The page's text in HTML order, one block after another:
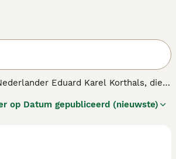
Eduard Karel Korthals, die
als klein wild. De Griffon Korthals
op Datum gepubliceerd (nieuwste)